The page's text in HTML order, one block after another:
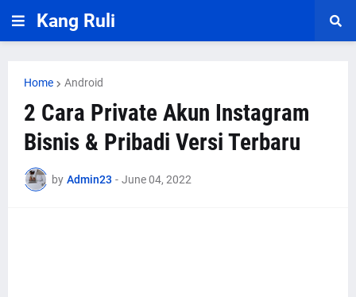
Kang Ruli
Home Android
2 Cara Private Akun Instagram
Bisnis & Pribadi Versi Terbaru
by Admin23 - June 04, 2022